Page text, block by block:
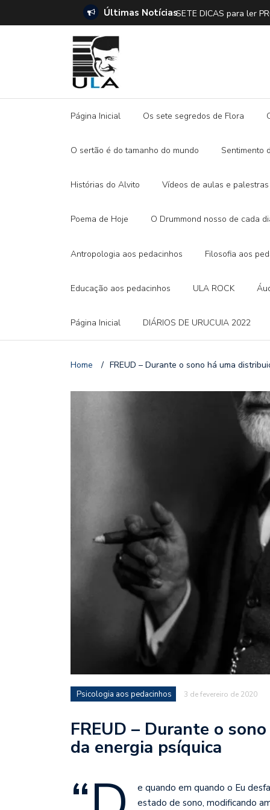
Últimas NotíciasSETE DICAS para ler
Página Inicial Os sete segredos de Flora
O sertão é do tamanho do mundo Sentimento
Histórias do Alvito Vídeos de aulas e palestras
Poema de Hoje O Drummond nosso de cada
Antropologia aos pedacinhos Filosofia aos
Educação aos pedacinhos ULA ROCK
Página Inicial DIÁRIOS DE URUCUIA 2022
Home / FREUD – Durante o sono há uma
Psicologia aos pedacinhos 3 de fevereiro de 2020
FREUD – Durante o
da energia psíquica
e quando em quando o Eu
estado de sono, modificando